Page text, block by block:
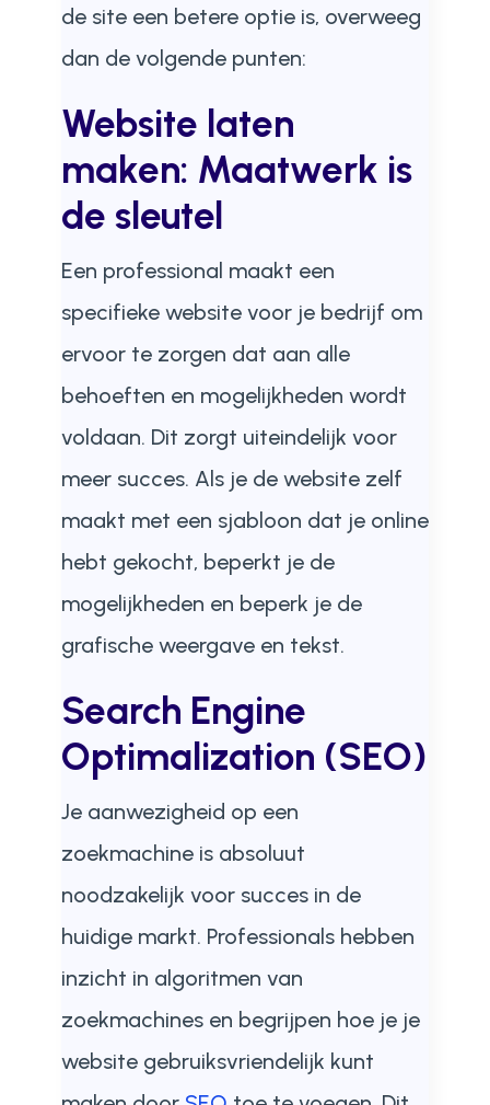
de site een betere optie is, overweeg
dan de volgende punten:
Website laten
maken: Maatwerk is
de sleutel
Een professional maakt een
specifieke website voor je bedrijf om
ervoor te zorgen dat aan alle
behoeften en mogelijkheden wordt
voldaan. Dit zorgt uiteindelijk voor
meer succes. Als je de website zelf
maakt met een sjabloon dat je online
hebt gekocht, beperkt je de
mogelijkheden en beperk je de
grafische weergave en tekst.
Search Engine
Optimalization (SEO)
Je aanwezigheid op een
zoekmachine is absoluut
noodzakelijk voor succes in de
huidige markt. Professionals hebben
inzicht in algoritmen van
zoekmachines en begrijpen hoe je je
website gebruiksvriendelijk kunt